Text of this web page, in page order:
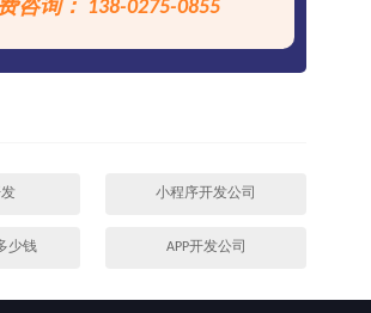
咨询： 138-0275-0855
小程序开发公司
少钱 APP开发公司